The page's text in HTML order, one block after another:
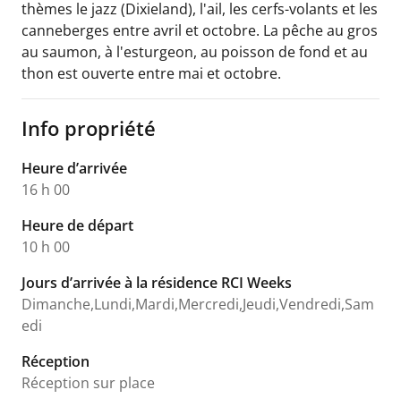
thèmes le jazz (Dixieland), l'ail, les cerfs-volants et les
canneberges entre avril et octobre. La pêche au gros
au saumon, à l'esturgeon, au poisson de fond et au
thon est ouverte entre mai et octobre.
Info propriété
Heure d’arrivée
16 h 00
Heure de départ
10 h 00
Jours d’arrivée à la résidence RCI Weeks
Dimanche,Lundi,Mardi,Mercredi,Jeudi,Vendredi,Sam
edi
Réception
Réception sur place